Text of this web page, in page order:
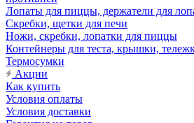
Лопаты для пиццы, держатели для
Скребки, щетки для печи
Ножи, скребки, лопатки для пиццы
Контейнеры для теста, крышки,
Термосумки
Акции
Как купить
Условия оплаты
Условия доставки